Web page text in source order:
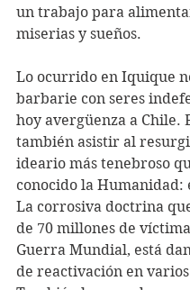
un trabajo para
miserias y sueños.
Lo ocurrido en Iquique
barbarie con seres
hoy avergüenza a Chile.
también asistir al
ideario más tenebroso
conocido la Humanidad:
La corrosiva doctrina
de 70 millones de
Guerra Mundial, está
de reactivación en varios